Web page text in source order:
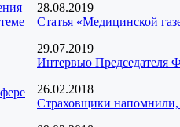
28.08.2019
Статья «Медицинской
29.07.2019
Интервью Председателя
26.02.2018
Страховщики